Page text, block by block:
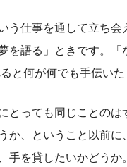
う仕事を通して立ち
を語る」ときです。
と何が何でも手伝いた
とっても同じことの
か、ということ以前に
手を貸したいかどう